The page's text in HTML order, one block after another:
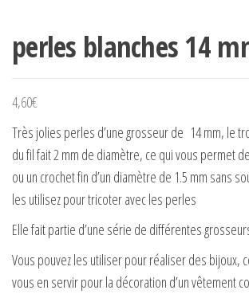
perles blanches 14
4,60€
Très jolies perles d’une grosseur de 14 mm, le
du fil fait 2 mm de diamètre, ce qui vous permet
ou un crochet fin d’un diamètre de 1.5 mm sans
les utilisez pour tricoter avec les perles
Elle fait partie d’une série de différentes
Vous pouvez les utiliser pour réaliser des bijoux,
vous en servir pour la décoration d’un vêtement